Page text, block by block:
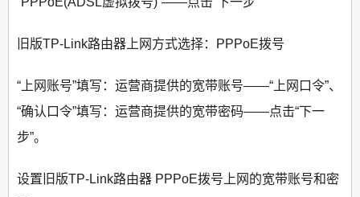
旧版TP-Link路由器上网方式选择：PPPoE拨号
“上网账号”填写：运营商提供的宽带账号——“上网口令”、
“确认口令”填写：运营商提供的宽带密码——点击“下一
步”。
设置旧版TP-Link路由器 PPPoE拨号上网的宽带账号和密